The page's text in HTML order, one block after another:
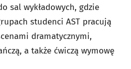
sal wykładowych, gdzie
studenci AST pracują
dramatycznymi,
a także ćwiczą wymowę